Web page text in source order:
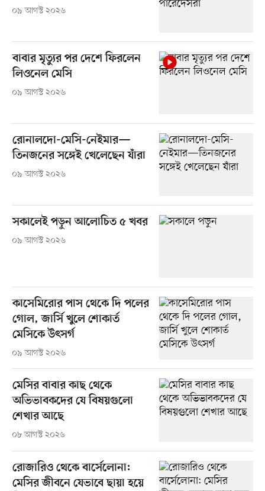
০৯ আগস্ট ২০২৬
বাবার মৃত্যুর পর দেশে ফিরলেন
লিওনেল মেসি
০৯ আগস্ট ২০২৬
রোনালদো-মেসি-নেইমার—
তিনজনের সঙ্গেই খেলেছেন যাঁরা
০৯ আগস্ট ২০২৬
সকালেই পড়ুন আলোচিত ৫ খবর
০৯ আগস্ট ২০২৬
কাসেমিরোর পাস থেকে দি পলের
গোল, জার্সি খুলে শোকার্ত
মেসিকে উৎসর্গ
০৯ আগস্ট ২০২৬
মেসির বাবার কাছ থেকে
অভিভাবকদের যে বিষয়গুলো
শেখার আছে
০৮ আগস্ট ২০২৬
রোজারিও থেকে বার্সেলোনা:
মেসির জীবনে যেভাবে ছায়া হয়ে